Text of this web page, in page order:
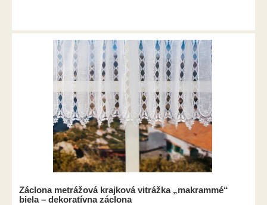
Záclona metrážová krajková vitrážka „makrammé“
biela – dekoratívna záclona